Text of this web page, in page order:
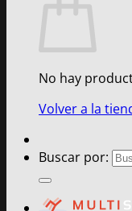
No hay
Volver a la
Buscar por: